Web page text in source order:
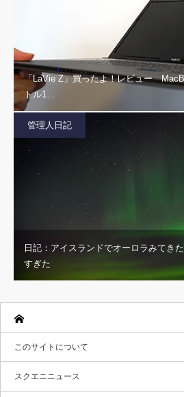
「LaVie Z」買ったよ！レビュー
トル1…
管理人日記
日記：アイスランドでオーロラみてき
すぎた
このサイトについて
スクエニニュース